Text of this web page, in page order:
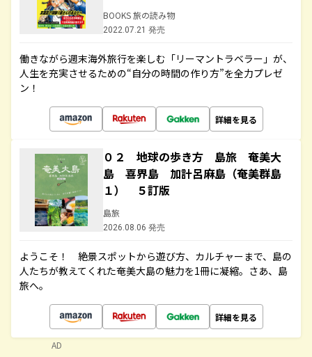
BOOKS 旅の読み物
2022.07.21 発売
働きながら週末海外旅行を楽しむ「リーマントラベラー」が、
人生を充実させるための“自分の時間の作り方”を全力プレゼ
ン！
詳細を見る
０２ 地球の歩き方 島旅 奄美大
島 喜界島 加計呂麻島（奄美群島
１） ５訂版
島旅
2026.08.06 発売
ようこそ！ 絶景スポットから遊び方、カルチャーまで、島の
人たちが教えてくれた奄美大島の魅力を1冊に凝縮。さあ、島
旅へ。
詳細を見る
AD